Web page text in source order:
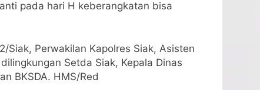
pada hari H keberangkatan bisa
Perwakilan Kapolres Siak, Asisten
Setda Siak, Kepala Dinas
BKSDA. HMS/Red